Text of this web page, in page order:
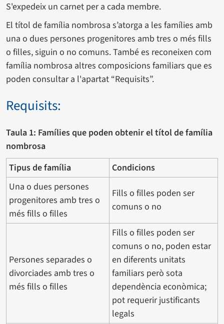
S'expedeix un carnet per a cada membre.
El títol de família nombrosa s’atorga a les famílies amb
una o dues persones progenitores amb tres o més fills
o filles, siguin o no comuns. També es reconeixen com
família nombrosa altres composicions familiars que es
poden consultar a l'apartat “Requisits”.
Requisits:
Taula 1: Famílies que poden obtenir el títol de família
nombrosa
Tipus de família
Condicions
Una o dues persones
progenitores amb tres o
més fills o filles
Fills o filles poden ser
comuns o no
Persones separades o
divorciades amb tres o
més fills o filles
Fills o filles poden ser
comuns o no, poden estar
en diferents unitats
familiars però sota
dependència econòmica;
pot requerir justificants
legals